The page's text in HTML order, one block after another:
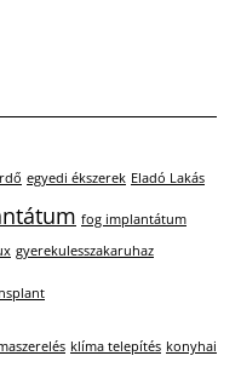
egyedi ékszerek Eladó Lakás
fog implantátum
gyerekulesszakaruhaz
klíma telepítés konyhai